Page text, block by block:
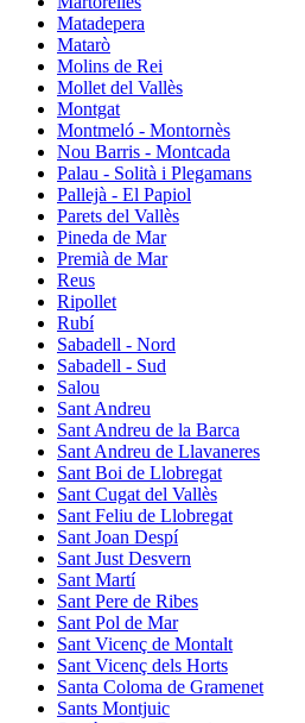
Matadepera
Matarò
Molins de Rei
Mollet del Vallès
Montgat
Montmeló - Montornès
Nou Barris - Montcada
Palau - Solità i Plegamans
Pallejà - El Papiol
Parets del Vallès
Pineda de Mar
Premià de Mar
Reus
Ripollet
Rubí
Sabadell - Nord
Sabadell - Sud
Salou
Sant Andreu
Sant Andreu de la Barca
Sant Andreu de Llavaneres
Sant Boi de Llobregat
Sant Cugat del Vallès
Sant Feliu de Llobregat
Sant Joan Despí
Sant Just Desvern
Sant Martí
Sant Pere de Ribes
Sant Pol de Mar
Sant Vicenç de Montalt
Sant Vicenç dels Horts
Santa Coloma de Gramenet
Sants Montjuic